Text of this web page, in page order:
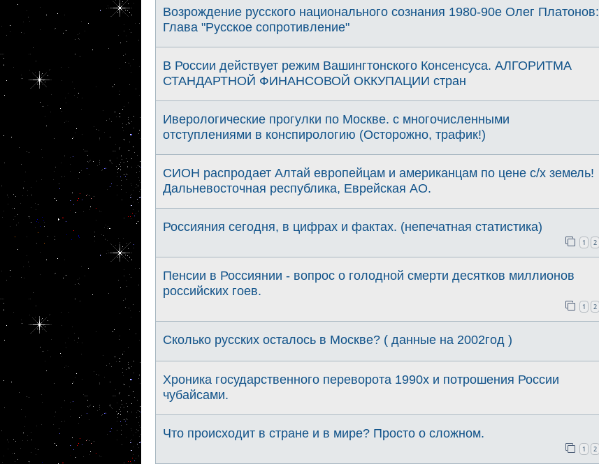
Возрождение русского национального сознания 1980-90е Олег Платонов:
Глава "Русское сопротивление"
В России действует режим Вашингтонского Консенсуса. АЛГОРИТМА
СТАНДАРТНОЙ ФИНАНСОВОЙ ОККУПАЦИИ стран
Иверологические прогулки по Москве. с многочисленными
отступлениями в конспирологию (Осторожно, трафик!)
СИОН распродает Алтай европейцам и американцам по цене с/х земель!
Дальневосточная республика, Еврейская АО.
Россияния сегодня, в цифрах и фактах. (непечатная статистика)
1 2
Пенсии в Россиянии - вопрос о голодной смерти десятков миллионов
российских гоев.
1 2
Сколько русских осталось в Москве? ( данные на 2002год )
Хроника государственного переворота 1990х и потрошения России
чубайсами.
Что происходит в стране и в мире? Просто о сложном.
1 2